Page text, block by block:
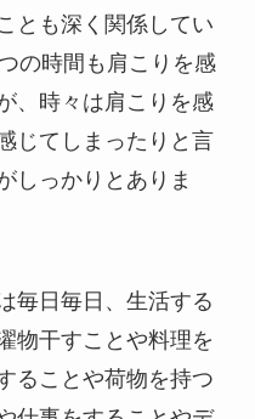
とも深く関係してい
の時間も肩こりを感
、時々は肩こりを感
じてしまったりと言
しっかりとありま
毎日毎日、生活する
物干すことや料理を
ることや荷物を持つ